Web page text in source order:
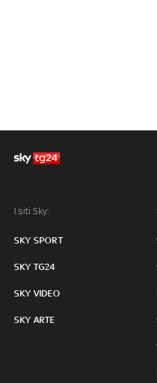
I siti Sky:
SKY SPORT
SKY TG24
SKY VIDEO
SKY ARTE